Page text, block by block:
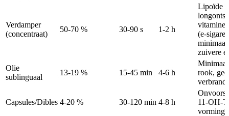
Verdamper
(concentraat)
50-70 % 30-90 s 1-2 h
Lipoïde
vitamine
(e-
minimaal
zuivere
Olie
sublinguaal
13-19 % 15-45 min 4-6 h
rook,
Capsules/Dibles 4-20 % 30-120 min 4-8 h
11-OH-
vorming